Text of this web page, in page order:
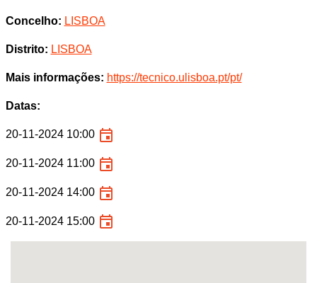
Concelho: LISBOA
Distrito: LISBOA
Mais informações: https://tecnico.ulisboa.pt/pt/
Datas:
20-11-2024 10:00
20-11-2024 11:00
20-11-2024 14:00
20-11-2024 15:00